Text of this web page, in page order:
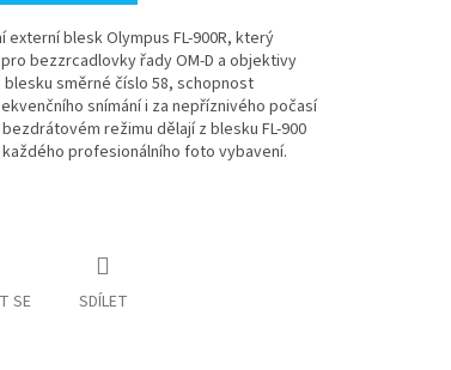
externí blesk Olympus FL-900R, který
bezzrcadlovky řady OM-D a objektivy
blesku směrné číslo 58, schopnost
snímání i za nepříznivého počasí
režimu dělají z blesku FL-900
profesionálního foto vybavení.
SE SDÍLET